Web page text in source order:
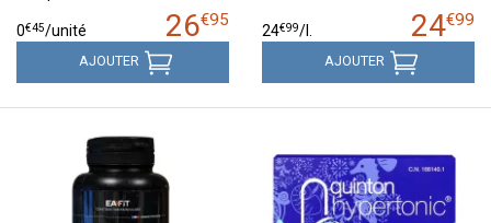
26€95
0€45/unité
AJOUTER
24€99
24€99/l.
AJOUTER